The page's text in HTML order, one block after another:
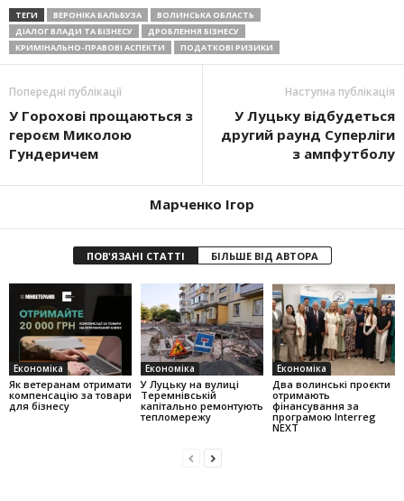
ТЕГИ ВЕРОНІКА БАЛЬБУЗА
ВОЛИНСЬКА ОБЛАСТЬ
ДІАЛОГ ВЛАДИ ТА БІЗНЕСУ
ДРОБЛЕННЯ БІЗНЕСУ
КРИМІНАЛЬНО-ПРАВОВІ АСПЕКТИ
ПОДАТКОВІ РИЗИКИ
Попередні публікації
У Горохові прощаються з
героєм Миколою
Гундеричем
Наступна публікація
У Луцьку відбудеться
другий раунд Суперліги
з ампфутболу
Марченко Ігор
ПОВ'ЯЗАНІ СТАТТІ БІЛЬШЕ ВІД АВТОРА
Економіка
Як ветеранам отримати
компенсацію за товари
для бізнесу
Економіка
У Луцьку на вулиці
Теремнівській
капітально ремонтують
тепломережу
Економіка
Два волинські проєкти
отримають
фінансування за
програмою Interreg
NEXT